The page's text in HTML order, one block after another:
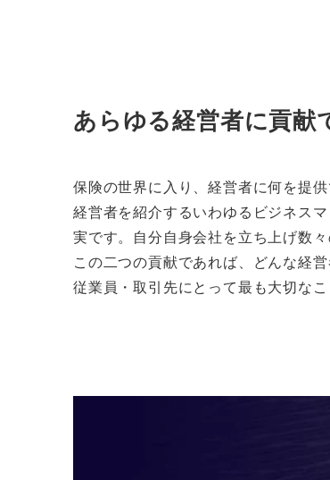
あらゆる経営者に貢献
保険の世界に入り、経営者に何を提
経営者を紹介するいわゆるビジネス
実です。自分自身会社を立ち上げ数
この二つの貢献であれば、どんな経
従業員・取引先にとって最も大切なこ